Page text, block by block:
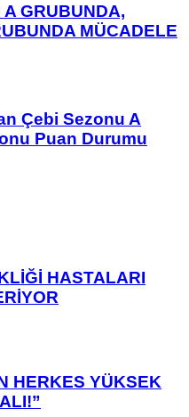
GRUBUNDA,
MÜCADELE
Çebi Sezonu A
Puan Durumu
HASTALARI
HERKES YÜKSEK